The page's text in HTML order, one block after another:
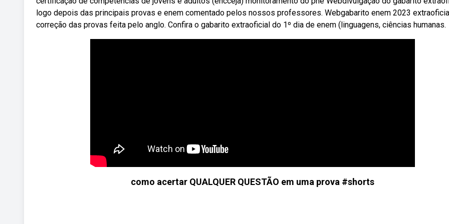
logo depois das principais provas e enem comentado pelos nossos professores. Webgabarito enem 2023
correção das provas feita pelo anglo. Confira o gabarito extraoficial do 1º dia de enem (linguagens, ciências humanas.
como acertar QUALQUER QUESTÃO em uma prova #shorts